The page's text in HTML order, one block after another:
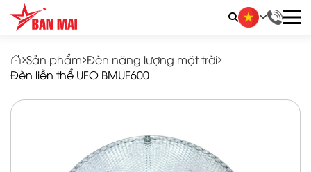
Sản phẩm Đèn năng lượng mặt trời
Đèn liền thể UFO BMUF600
LIÊN HỆ ĐẶT HÀNG
Quý khách vui lòng nhập thông tin vào các trường
bên dưới. Chúng tôi sẽ liên hệ ngay và báo giá
thương mại sản phẩm này cho quý khách. Xin
chân thành cảm ơn!